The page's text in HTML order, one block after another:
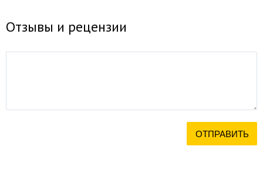
Отзывы и рецензии